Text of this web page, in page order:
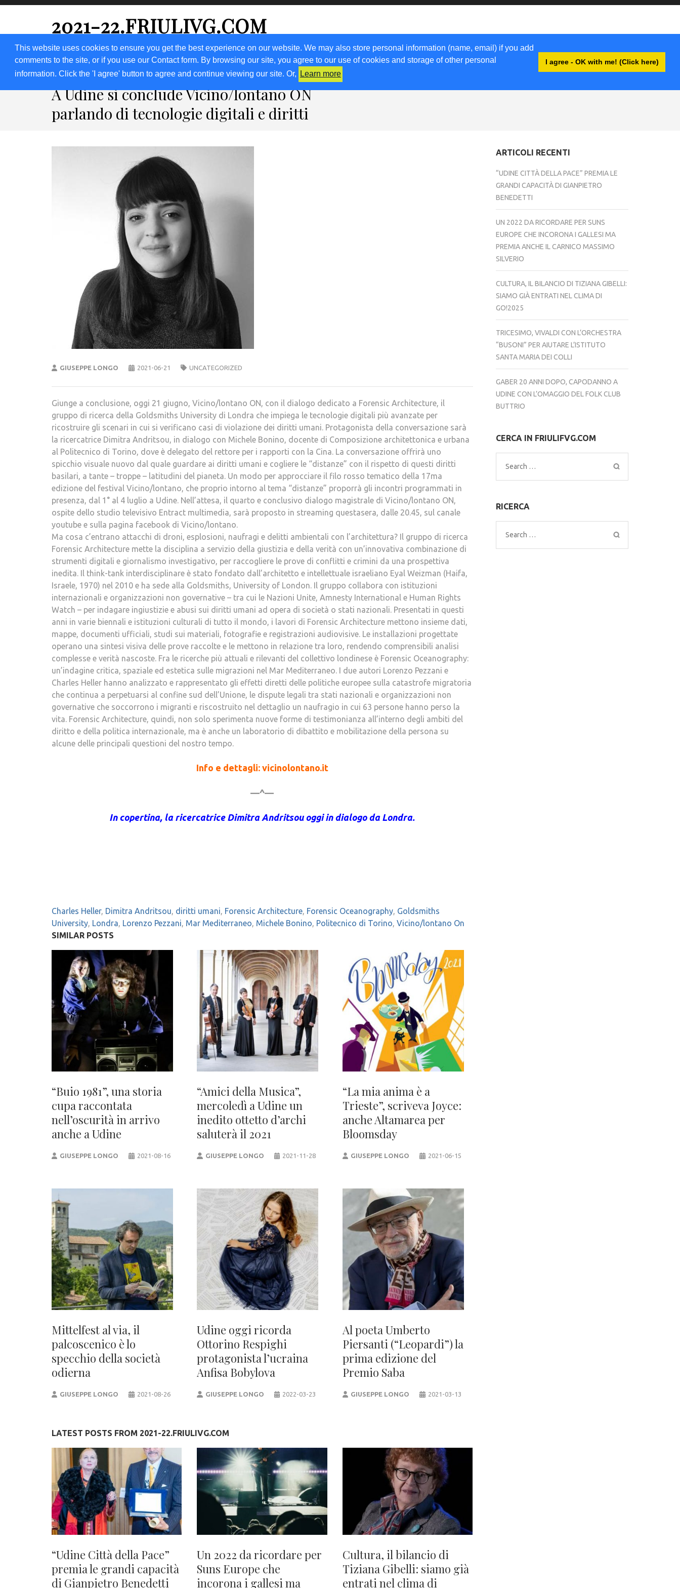
This website uses cookies to ensure you get the best experience on our website. We may also store personal information (name, email) if you add
comments to the site, or if you use our Contact form. By browsing our site, you agree to our use of cookies and storage of other personal
information. Click the 'I agree' button to agree and continue viewing our site. Or,
Learn more
I agree - OK with me! (Click here)
2021-22.FRIULIVG.COM
HOME 2023 2020 2019 2018 RICETTE KM0 VIGNETO FVG FRIULIVG.IT LIBRI ACCEDI
A Udine si conclude Vicino/lontano ON
parlando di tecnologie digitali e diritti
GIUSEPPE LONGO 2021-06-21 UNCATEGORIZED
Giunge a conclusione, oggi 21 giugno, Vicino/lontano ON, con il dialogo dedicato a Forensic Architecture, il
gruppo di ricerca della Goldsmiths University di Londra che impiega le tecnologie digitali più avanzate per
ricostruire gli scenari in cui si verificano casi di violazione dei diritti umani. Protagonista della conversazione sarà
la ricercatrice Dimitra Andritsou, in dialogo con Michele Bonino, docente di Composizione architettonica e urbana
al Politecnico di Torino, dove è delegato del rettore per i rapporti con la Cina. La conversazione offrirà uno
spicchio visuale nuovo dal quale guardare ai diritti umani e cogliere le “distanze” con il rispetto di questi diritti
basilari, a tante – troppe – latitudini del pianeta. Un modo per approcciare il filo rosso tematico della 17ma
edizione del festival Vicino/lontano, che proprio intorno al tema “distanze” proporrà gli incontri programmati in
presenza, dal 1° al 4 luglio a Udine. Nell’attesa, il quarto e conclusivo dialogo magistrale di Vicino/lontano ON,
ospite dello studio televisivo Entract multimedia, sarà proposto in streaming questasera, dalle 20.45, sul canale
youtube e sulla pagina facebook di Vicino/lontano.
Ma cosa c’entrano attacchi di droni, esplosioni, naufragi e delitti ambientali con l’architettura? Il gruppo di ricerca
Forensic Architecture mette la disciplina a servizio della giustizia e della verità con un’innovativa combinazione di
strumenti digitali e giornalismo investigativo, per raccogliere le prove di conflitti e crimini da una prospettiva
inedita. Il think-tank interdisciplinare è stato fondato dall’architetto e intellettuale israeliano Eyal Weizman (Haifa,
Israele, 1970) nel 2010 e ha sede alla Goldsmiths, University of London. Il gruppo collabora con istituzioni
internazionali e organizzazioni non governative – tra cui le Nazioni Unite, Amnesty International e Human Rights
Watch – per indagare ingiustizie e abusi sui diritti umani ad opera di società o stati nazionali. Presentati in questi
anni in varie biennali e istituzioni culturali di tutto il mondo, i lavori di Forensic Architecture mettono insieme dati,
mappe, documenti ufficiali, studi sui materiali, fotografie e registrazioni audiovisive. Le installazioni progettate
operano una sintesi visiva delle prove raccolte e le mettono in relazione tra loro, rendendo comprensibili analisi
complesse e verità nascoste. Fra le ricerche più attuali e rilevanti del collettivo londinese è Forensic Oceanography:
un’indagine critica, spaziale ed estetica sulle migrazioni nel Mar Mediterraneo. I due autori Lorenzo Pezzani e
Charles Heller hanno analizzato e rappresentato gli effetti diretti delle politiche europee sulla catastrofe migratoria
che continua a perpetuarsi al confine sud dell’Unione, le dispute legali tra stati nazionali e organizzazioni non
governative che soccorrono i migranti e riscostruito nel dettaglio un naufragio in cui 63 persone hanno perso la
vita. Forensic Architecture, quindi, non solo sperimenta nuove forme di testimonianza all’interno degli ambiti del
diritto e della politica internazionale, ma è anche un laboratorio di dibattito e mobilitazione della persona su
alcune delle principali questioni del nostro tempo.
Info e dettagli: vicinolontano.it
—^—
In copertina, la ricercatrice Dimitra Andritsou oggi in dialogo da Londra.
Charles Heller, Dimitra Andritsou, diritti umani, Forensic Architecture, Forensic Oceanography, Goldsmiths
University, Londra, Lorenzo Pezzani, Mar Mediterraneo, Michele Bonino, Politecnico di Torino, Vicino/lontano On
SIMILAR POSTS
“Buio 1981”, una storia
cupa raccontata
nell’oscurità in arrivo
anche a Udine
GIUSEPPE LONGO 2021-08-16
“Amici della Musica”,
mercoledì a Udine un
inedito ottetto d’archi
saluterà il 2021
GIUSEPPE LONGO 2021-11-28
“La mia anima è a
Trieste”, scriveva Joyce:
anche Altamarea per
Bloomsday
GIUSEPPE LONGO 2021-06-15
Mittelfest al via, il
palcoscenico è lo
specchio della società
odierna
GIUSEPPE LONGO 2021-08-26
Udine oggi ricorda
Ottorino Respighi
protagonista l’ucraina
Anfisa Bobylova
GIUSEPPE LONGO 2022-03-23
Al poeta Umberto
Piersanti (“Leopardi”) la
prima edizione del
Premio Saba
GIUSEPPE LONGO 2021-03-13
LATEST POSTS FROM 2021-22.FRIULIVG.COM
“Udine Città della Pace”
premia le grandi capacità
di Gianpietro Benedetti
Un 2022 da ricordare per
Suns Europe che
incorona i gallesi ma
Cultura, il bilancio di
Tiziana Gibelli: siamo già
entrati nel clima di
ARTICOLI RECENTI
“UDINE CITTÀ DELLA PACE” PREMIA LE
GRANDI CAPACITÀ DI GIANPIETRO
BENEDETTI
UN 2022 DA RICORDARE PER SUNS
EUROPE CHE INCORONA I GALLESI MA
PREMIA ANCHE IL CARNICO MASSIMO
SILVERIO
CULTURA, IL BILANCIO DI TIZIANA GIBELLI:
SIAMO GIÀ ENTRATI NEL CLIMA DI
GO!2025
TRICESIMO, VIVALDI CON L’ORCHESTRA
“BUSONI” PER AIUTARE L’ISTITUTO
SANTA MARIA DEI COLLI
GABER 20 ANNI DOPO, CAPODANNO A
UDINE CON L’OMAGGIO DEL FOLK CLUB
BUTTRIO
CERCA IN FRIULIFVG.COM
Search
for:
RICERCA
Search
for: